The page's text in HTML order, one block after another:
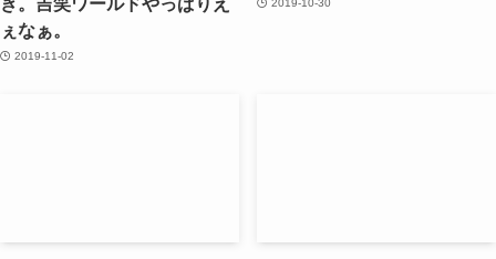
ぇなぁ。
2019-11-02
2019-10-30